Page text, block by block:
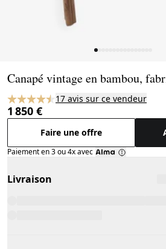
Canapé vintage en bambou,
17 avis sur ce vendeur
1 850 €
Faire une offre
Paiement en 3 ou 4x avec
Livraison